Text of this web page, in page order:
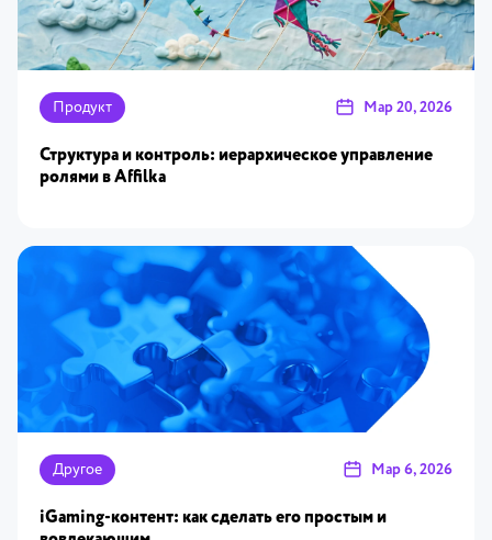
Продукт Мар 20, 2026
Структура и контроль: иерархическое управление
ролями в Affilka
Другое Мар 6, 2026
iGaming-контент: как сделать его простым и